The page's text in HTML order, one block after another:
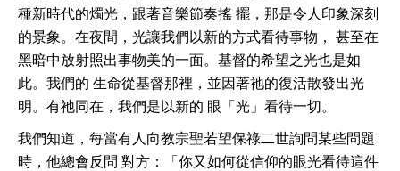
種新時代的燭光，跟著音樂節奏搖 擺，那是令人印象深刻
的景象。在夜間，光讓我們以新的方式看待事物， 甚至在
黑暗中放射照出事物美的一面。基督的希望之光也是如
此。我們的 生命從基督那裡，並因著祂的復活散發出光
明。有祂同在，我們是以新的 眼「光」看待一切。
我們知道，每當有人向教宗聖若望保祿二世詢問某些問題
時，他總會反問 對方：「你又如何從信仰的眼光看待這件